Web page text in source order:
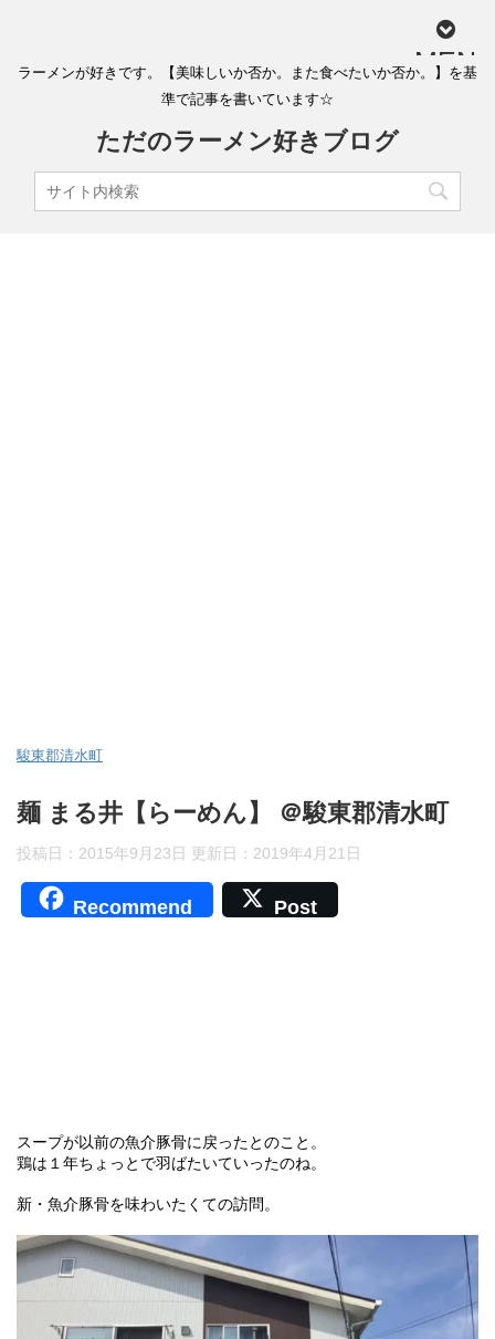
MEN
ラーメンが好きです。【美味しいか否か。また食べたいか否か。】を基
準で記事を書いています☆
ただのラーメン好きブログ
駿東郡清水町
麺 まる井【らーめん】 ＠駿東郡清水町
投稿日：2015年9月23日 更新日： 2019年4月21日
Recommend Post
スープが以前の魚介豚骨に戻ったとのこと。
鶏は１年ちょっとで羽ばたいていったのね。
新・魚介豚骨を味わいたくての訪問。